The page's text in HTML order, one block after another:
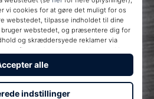
WePlayHandball.dk
Instagram